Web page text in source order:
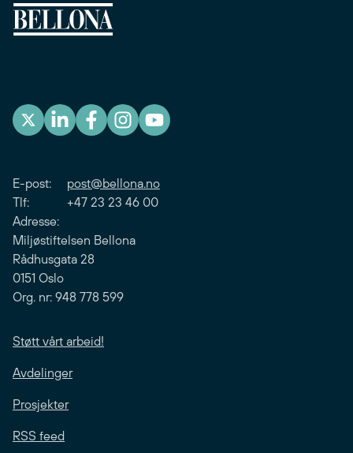
E-post: post@bellona.no
Tlf: +47 23 23 46 00
Adresse:
Miljøstiftelsen Bellona
Rådhusgata 28
0151 Oslo
Org. nr: 948 778 599
Støtt vårt arbeid!
Avdelinger
Prosjekter
RSS feed